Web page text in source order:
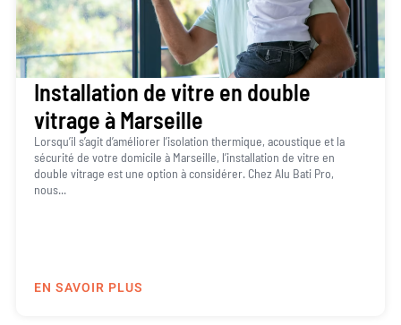
Installation de vitre en double
vitrage à Marseille
Lorsqu’il s’agit d’améliorer l’isolation thermique, acoustique et la
sécurité de votre domicile à Marseille, l’installation de vitre en
double vitrage est une option à considérer. Chez Alu Bati Pro,
nous...
EN SAVOIR PLUS